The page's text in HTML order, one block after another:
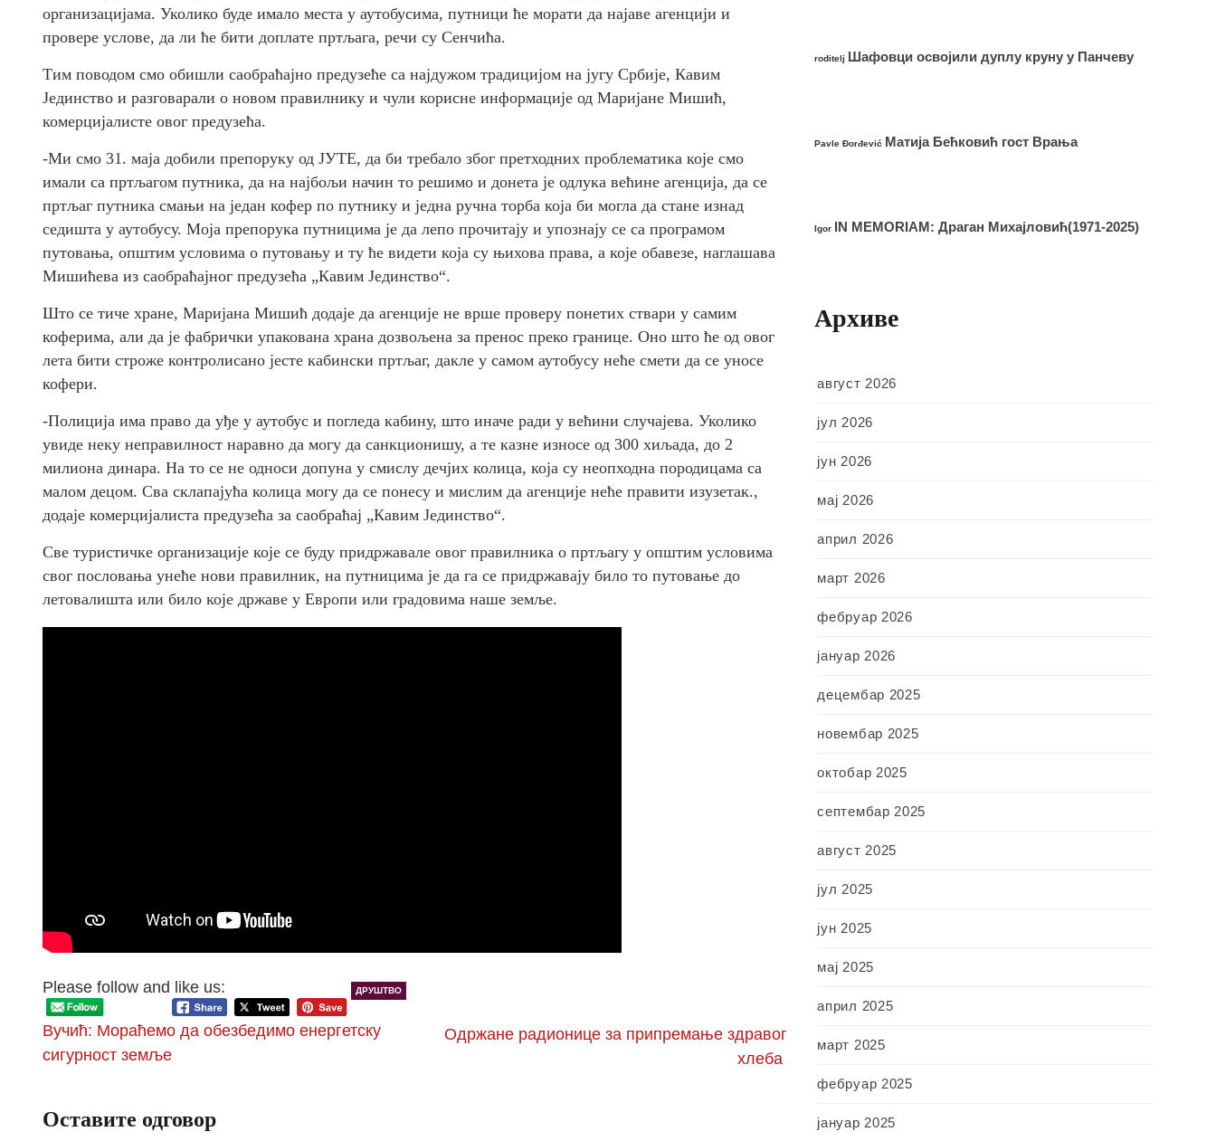
организацијама. Уколико буде имало места у аутобусима, путници ће морати да најаве агенцији и
провере услове, да ли ће бити доплате пртљага, речи су Сенчића.
Тим поводом смо обишли саобраћајно предузеће са најдужом традицијом на југу Србије, Кавим
Јединство и разговарали о новом правилнику и чули корисне информације од Маријане Мишић,
комерцијалисте овог предузећа.
-Ми смо 31. маја добили препоруку од ЈУТЕ, да би требало због претходних проблематика које смо
имали са пртљагом путника, да на најбољи начин то решимо и донета је одлука већине агенција, да се
пртљаг путника смањи на један кофер по путнику и једна ручна торба која би могла да стане изнад
седишта у аутобусу. Моја препорука путницима је да лепо прочитају и упознају се са програмом
путовања, општим условима о путовању и ту ће видети која су њихова права, а које обавезе, наглашава
Мишићева из саобраћајног предузећа „Кавим Јединство“.
Што се тиче хране, Маријана Мишић додаје да агенције не врше проверу понетих ствари у самим
коферима, али да је фабрички упакована храна дозвољена за пренос преко границе. Оно што ће од овог
лета бити строже контролисано јесте кабински пртљаг, дакле у самом аутобусу неће смети да се уносе
кофери.
-Полиција има право да уђе у аутобус и погледа кабину, што иначе ради у већини случајева. Уколико
увиде неку неправилност наравно да могу да санкционишу, а те казне износе од 300 хиљада, до 2
милиона динара. На то се не односи допуна у смислу дечјих колица, која су неопходна породицама са
малом децом. Сва склапајућа колица могу да се понесу и мислим да агенције неће правити изузетак.,
додаје комерцијалиста предузећа за саобраћај „Кавим Јединство“.
Све туристичке организације које се буду придржавале овог правилника о пртљагу у општим условима
свог пословања унеће нови правилник, на путницима је да га се придржавају било то путовање до
летовалишта или било које државе у Европи или градовима наше земље.
Please follow and like us: ДРУШТВО
Вучић: Мораћемо да обезбедимо енергетску
сигурност земље
Одржане радионице за припремање здравог
хлеба
Оставите одговор
roditelj Шафовци освојили дуплу круну у Панчеву
Pavle Đorđević Матија Бећковић гост Врања
Igor IN MEMORIAM: Драган Михајловић(1971-2025)
Архиве
август 2026
јул 2026
јун 2026
мај 2026
април 2026
март 2026
фебруар 2026
јануар 2026
децембар 2025
новембар 2025
октобар 2025
септембар 2025
август 2025
јул 2025
јун 2025
мај 2025
април 2025
март 2025
фебруар 2025
јануар 2025